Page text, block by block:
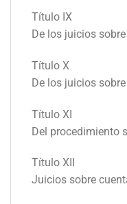
Título IX
De los juicios
Título X
De los juicios
Título XI
Del procedimiento
Título XII
Juicios sobre